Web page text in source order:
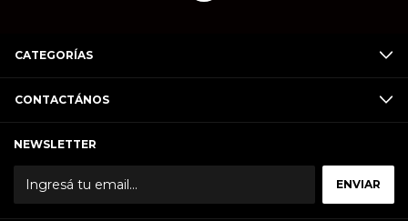
CATEGORÍAS
CONTACTÁNOS
NEWSLETTER